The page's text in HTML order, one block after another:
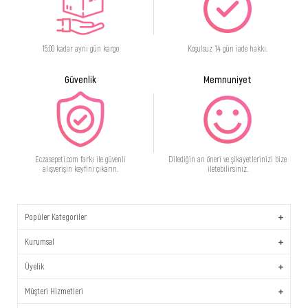
15:00 kadar aynı gün kargo Koşulsuz 14 gün iade hakkı.
Güvenlik
Eczasepeti.com farkı ile güvenli
alışverişin keyfini çıkarın.
Memnuniyet
Dilediğin an öneri ve şikayetlerinizi bize
iletebilirsiniz.
Popüler Kategoriler
Kurumsal
Üyelik
Müşteri Hizmetleri